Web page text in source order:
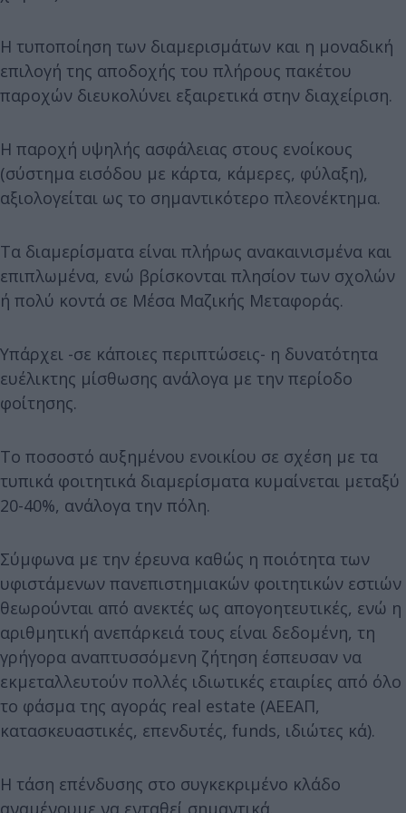
Η τυποποίηση των διαμερισμάτων και η μοναδική
επιλογή της αποδοχής του πλήρους πακέτου
παροχών διευκολύνει εξαιρετικά στην διαχείριση.
Η παροχή υψηλής ασφάλειας στους ενοίκους
(σύστημα εισόδου με κάρτα, κάμερες, φύλαξη),
αξιολογείται ως το σημαντικότερο πλεονέκτημα.
Τα διαμερίσματα είναι πλήρως ανακαινισμένα και
επιπλωμένα, ενώ βρίσκονται πλησίον των σχολών
ή πολύ κοντά σε Μέσα Μαζικής Μεταφοράς.
Υπάρχει -σε κάποιες περιπτώσεις- η δυνατότητα
ευέλικτης μίσθωσης ανάλογα με την περίοδο
φοίτησης.
Το ποσοστό αυξημένου ενοικίου σε σχέση με τα
τυπικά φοιτητικά διαμερίσματα κυμαίνεται μεταξύ
20-40%, ανάλογα την πόλη.
Σύμφωνα με την έρευνα καθώς η ποιότητα των
υφιστάμενων πανεπιστημιακών φοιτητικών εστιών
θεωρούνται από ανεκτές ως απογοητευτικές, ενώ η
αριθμητική ανεπάρκειά τους είναι δεδομένη, τη
γρήγορα αναπτυσσόμενη ζήτηση έσπευσαν να
εκμεταλλευτούν πολλές ιδιωτικές εταιρίες από όλο
το φάσμα της αγοράς real estate (ΑΕΕΑΠ,
κατασκευαστικές, επενδυτές, funds, ιδιώτες κά).
Η τάση επένδυσης στο συγκεκριμένο κλάδο
αναμένουμε να ενταθεί σημαντικά.